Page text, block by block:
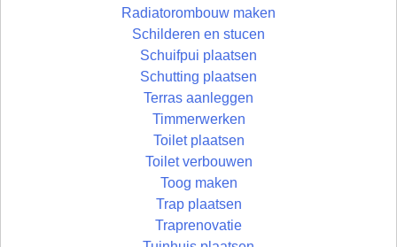
Radiatorombouw maken
Schilderen en stucen
Schuifpui plaatsen
Schutting plaatsen
Terras aanleggen
Timmerwerken
Toilet plaatsen
Toilet verbouwen
Toog maken
Trap plaatsen
Traprenovatie